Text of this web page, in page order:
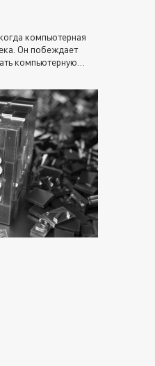
компьютерная
Он побеждает
компьютерную